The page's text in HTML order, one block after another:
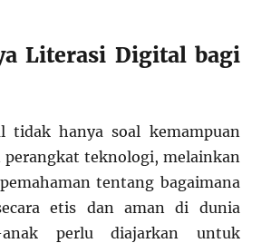
Literasi Digital bagi
tidak hanya soal kemampuan
perangkat teknologi, melainkan
tentang bagaimana
etis dan aman di dunia
anak perlu diajarkan untuk